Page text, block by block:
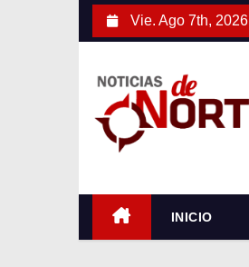
o
Vie. Ago 7th, 2026
INICIO